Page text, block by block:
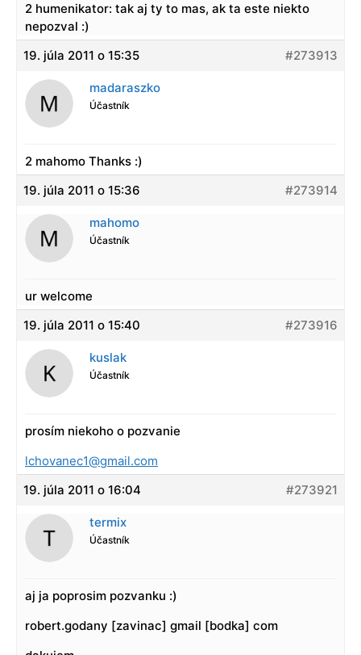
2 humenikator: tak aj ty to mas, ak ta este niekto
nepozval :)
19. júla 2011 o 15:35
#273913
madaraszko
Účastník
2 mahomo Thanks :)
19. júla 2011 o 15:36
#273914
mahomo
Účastník
ur welcome
19. júla 2011 o 15:40
#273916
kuslak
Účastník
prosím niekoho o pozvanie
lchovanec1@gmail.com
19. júla 2011 o 16:04
#273921
termix
Účastník
aj ja poprosim pozvanku :)
robert.godany [zavinac] gmail [bodka] com